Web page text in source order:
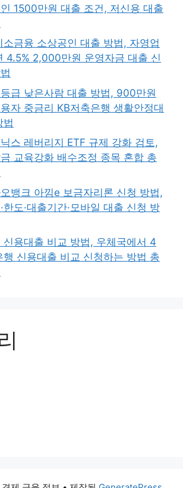
1500만원 대출 조건, 저신용 대출
소금융 소상공인 대출 방법, 자영업
4.5% 2,000만원 운영자금 대출 신
급 낮은사람 대출 방법, 900만원
자 중금리 KB저축은행 생활안정대
법
스 레버리지 ETF 규제 강화 검토,
교육강화 배수조정 종목 혼합 총
뱅크 아낌e 보금자리론 신청 방법,
한도·대출기간·모바일 대출 신청 방
신용대출 비교 방법, 우체국에서 4
행 신용대출 비교 신청하는 방법 총